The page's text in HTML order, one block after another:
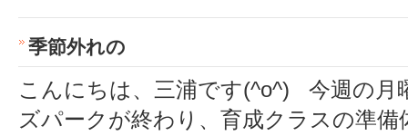
季節外れの
こんにちは、三浦です(^o^) 今週の
ズパークが終わり、育成クラスの準